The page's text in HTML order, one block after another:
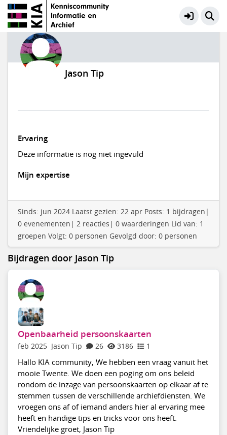
Jason Tip
Ervaring
Deze informatie is nog niet ingevuld
Mijn expertise
Sinds: jun 2024 Laatst gezien: 22 apr Posts: 1 bijdragen|
0 evenementen| 2 reacties| 0 waarderingen Lid van: 1
groepen Volgt: 0 personen Gevolgd door: 0 personen
Bijdragen door Jason Tip
Openbaarheid persoonskaarten
feb 2025 Jason Tip 26 3186 1
Hallo KIA community, We hebben een vraag vanuit het
mooie Twente. We doen een poging om ons beleid
rondom de inzage van persoonskaarten op elkaar af te
stemmen tussen de verschillende archiefdiensten. We
vroegen ons af of iemand anders hier al ervaring mee
heeft en handige tips en tricks voor ons heeft.
Vriendelijke groet, Jason Tip